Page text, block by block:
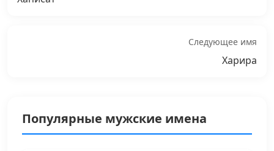
Следующее имя
Харира
Популярные мужские имена